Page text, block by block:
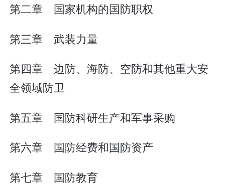
第二章 国家机构的国防职权
第三章 武装力量
第四章 边防、海防、空防和其他重大安
全领域防卫
第五章 国防科研生产和军事采购
第六章 国防经费和国防资产
第七章 国防教育